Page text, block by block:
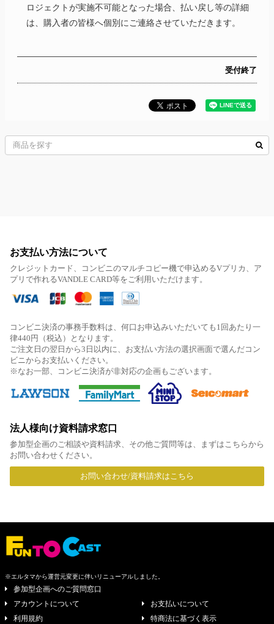
ロジェクトが実施不可能となった場合、払い戻し等の詳細
は、購入者の皆様へ個別にご連絡させていただきます。
受付終了
お支払い方法について
クレジットカード、コンビニのマルチコピー機で申込めるVプリカ、ア
プリで作れるVANDLE CARD等をご利用いただけます。
コンビニ決済の事務手数料は、何口お申込みいただいても1回あたり一
律440円（税込）となります。
ご注文日の翌日から3日以内に、お支払い方法の選択画面で選んだコン
ビニからお支払いください。
※なお一部、コンビニ決済が非対応の企画もございます。
法人様向け資料請求窓口
参加型企画のご相談や資料請求、その他ご質問等は、まずはこちらから
お問い合わせください。
お問い合わせ/資料請求はこちら
※エルタマから運営元変更に伴いリニューアルしました。
参加型企画へのご質問窓口
アカウントについて
お支払いについて
利用規約
特商法に基づく表示